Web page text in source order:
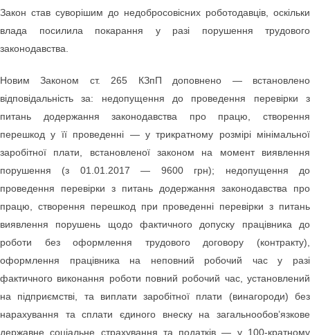
Закон став суворішим до недобросовісних роботодавців, оскільки
влада посилила покарання у разі порушення трудового
законодавства.
Новим Законом ст. 265 КЗпП доповнено — встановлено
відповідальність за: недопущення до проведення перевірки з
питань додержання законодавства про працю, створення
перешкод у її проведенні — у трикратному розмірі мінімальної
заробітної плати, встановленої законом на момент виявлення
порушення (з 01.01.2017 — 9600 грн); недопущення до
проведення перевірки з питань додержання законодавства про
працю, створення перешкод при проведенні перевірки з питань
виявлення порушень щодо фактичного допуску працівника до
роботи без оформлення трудового договору (контракту),
оформлення працівника на неповний робочий час у разі
фактичного виконання роботи повний робочий час, установлений
на підприємстві, та виплати заробітної плати (винагороди) без
нарахування та сплати єдиного внеску на загальнообов’язкове
державне соціальне страхування та податків — у 100-кратному